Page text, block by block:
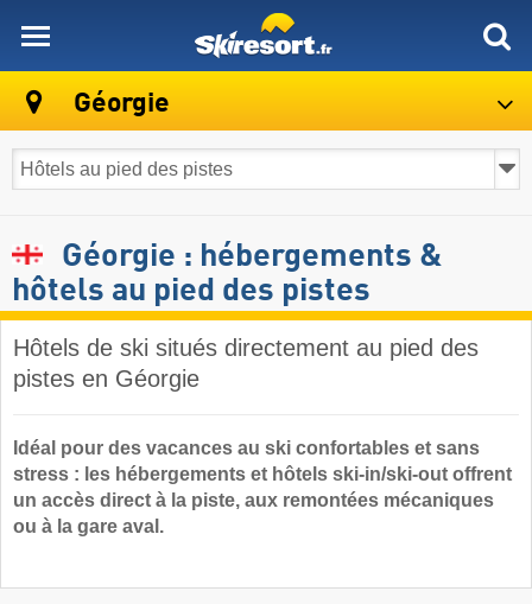
Géorgie
Géorgie : hébergements &
hôtels au pied des pistes
Hôtels de ski situés directement au pied des
pistes en Géorgie
Idéal pour des vacances au ski confortables et sans
stress : les hébergements et hôtels ski-in/ski-out offrent
un accès direct à la piste, aux remontées mécaniques
ou à la gare aval.